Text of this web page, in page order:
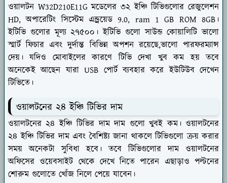
ওয়ালটন W32D210E11G মডেলের ৩২ ইঞ্চি টিভিগুলোর রেজুলেশন
HD, অপারেটিং সিস্টেম এন্ড্রয়েড 9.0, ram 1 GB ROM 8GB।
ইটিভি গুলোর মূল্য ২৭৫০০। ইটিভি গুলো সাউন্ড কোয়ালিটি ভালো
স্মার্ট ফিচার এবং দুর্দান্ত বিভিন্ন অপশন রয়েছে,ভালো পারফরম্যান্স
দেয়। যদিও মোবাইলের কারণে টিভি দেখা খুব কম হয় তবে
অনেকেই আছেন যারা USB পোর্ট ব্যবহার করে ইউটিউব দেখেন
টিভিতে।
ওয়ালটনের ২৪ ইঞ্চি টিভির দাম
ওয়ালটনের ২৪ ইঞ্চি টিভির দাম দাম গুলো খুবই কম। ওয়ালটনের
২৪ ইঞ্চি টিভির দাম এবং বৈশিষ্ট্য জানা থাকলে টিভিগুলো ক্রয় করার
সময় অনেকটা সুবিধা হবে। তবে টিভিগুলোর দাম ওয়ালটনের
অফিসের ওয়েবসাইট থেকে দেখে নিতে পারেন এছাড়াও পল্টনের
শোরুম গুলোতে খোঁজ নিলে পেয়ে যাবেন।